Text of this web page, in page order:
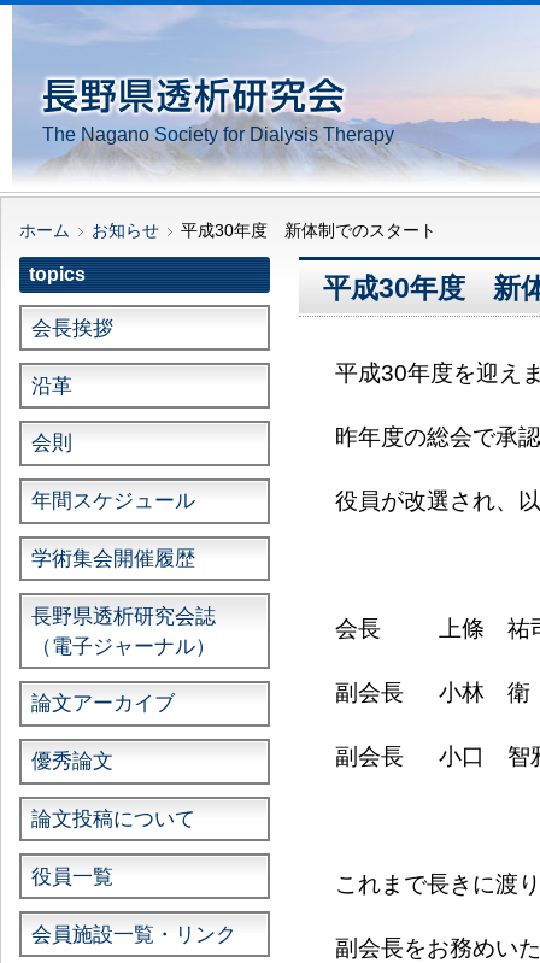
The Nagano Society for Dialysis Therapy
ホーム お知らせ 平成30年度 新体制でのスタート
平成30年度 新
平成30年度を迎え
昨年度の総会で承
役員が改選され、
会長 上條 祐司
副会長 小林 衛
副会長 小口 智
これまで長きに渡
副会長をお務めい
topics
会長挨拶
沿革
会則
年間スケジュール
学術集会開催履歴
長野県透析研究会誌
（電子ジャーナル）
論文アーカイブ
優秀論文
論文投稿について
役員一覧
会員施設一覧・リンク